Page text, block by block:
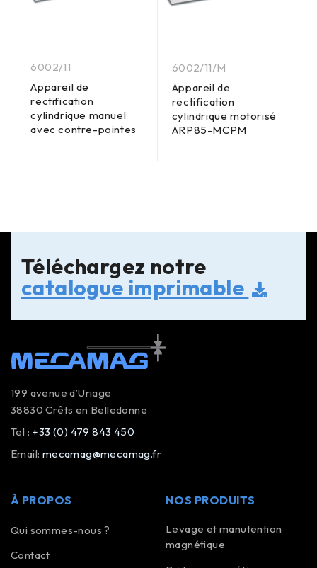
6002/11
Appareil de
rectification
cylindrique manuel
avec contre-pointes
6002/11/M
Appareil de
rectification
cylindrique motorisé
ARP85-MCPM
Téléchargez notre
catalogue imprimable
199 avenue d’Uriage
38830 Crêts en Belledonne
Tel : +33 (0) 479 843 450
Email: mecamag@mecamag.fr
À PROPOS
Qui sommes-nous ?
Contact
NOS PRODUITS
Levage et manutention
magnétique